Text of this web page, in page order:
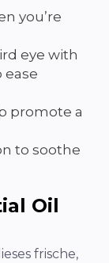
you’re
eye with
ease
promote a
to soothe
Oil
frische,